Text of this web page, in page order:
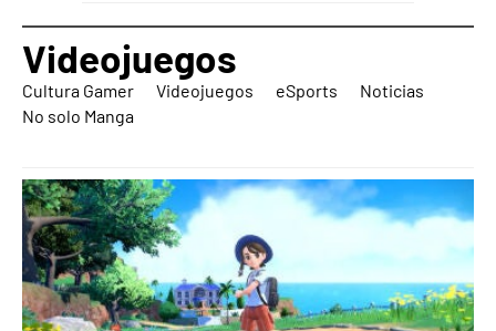
Videojuegos
Cultura Gamer Videojuegos eSports
Noticias
No solo Manga